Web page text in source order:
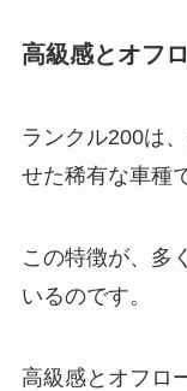
高級感とオフ
ランクル200は
せた稀有な車種
この特徴が、多
いるのです。
高級感とオフロ